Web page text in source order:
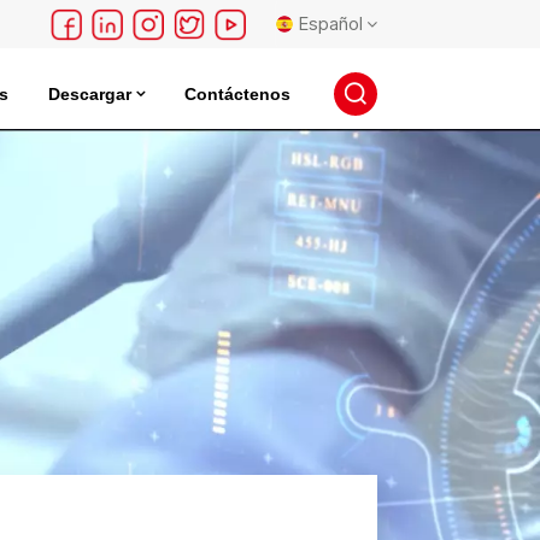
Español
English
français
русский
español
português
日本語
Descargar Contáctenos